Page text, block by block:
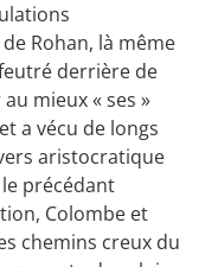
Rohan, là même
derrière de
mieux « ses »
a vécu de longs
aristocratique
précédant
Colombe et
chemins creux du